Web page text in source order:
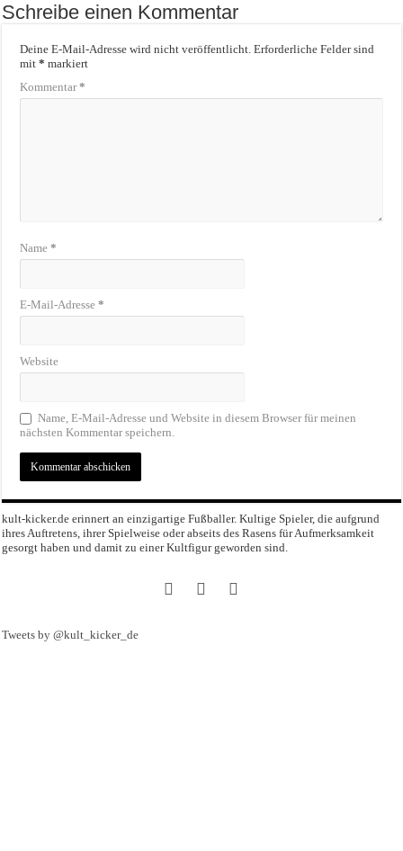
Schreibe einen Kommentar
Deine E-Mail-Adresse wird nicht veröffentlicht. Erforderliche Felder sind
mit* markiert
Kommentar*
Name*
E-Mail-Adresse*
Website
Name, E-Mail-Adresse und Website in diesem Browser für meinen
nächsten Kommentar speichern.
kult-kicker.de erinnert an einzigartige Fußballer. Kultige Spieler, die aufgrund
ihres Auftretens, ihrer Spielweise oder abseits des Rasens für Aufmerksamkeit
gesorgt haben und damit zu einer Kultfigur geworden sind.
Tweets by @kult_kicker_de